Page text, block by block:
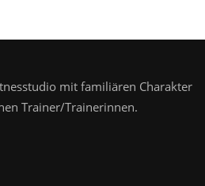
mit familiären Charakter
Trainer/Trainerinnen.